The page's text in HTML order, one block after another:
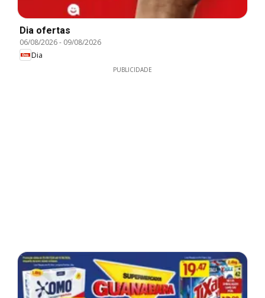
Dia ofertas
06/08/2026- 09/08/2026
Dia
PUBLICIDADE